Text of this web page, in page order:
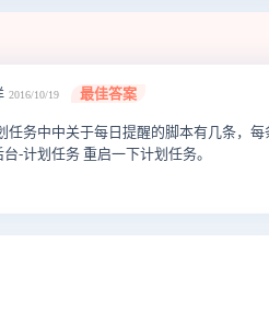
2016/10/19 最佳答案
任务中中关于每日提醒的脚本有几条，
-计划任务 重启一下计划任务。